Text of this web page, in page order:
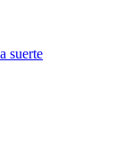
suerte